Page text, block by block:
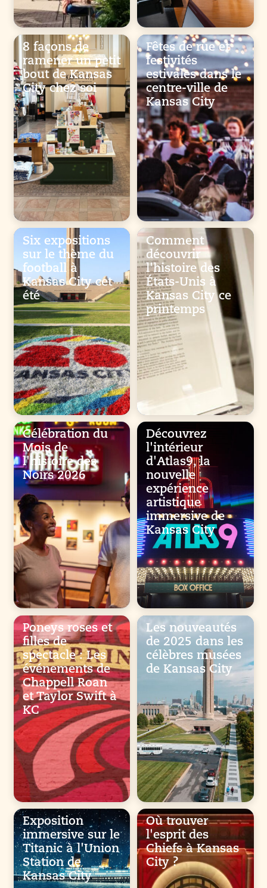
8 façons de
ramener un petit
bout de Kansas
City chez soi
Fêtes de rue et
festivités
estivales dans le
centre-ville de
Kansas City
Six expositions
sur le thème du
football à
Kansas City cet
été
Comment
découvrir
l'histoire des
États-Unis à
Kansas City ce
printemps
Célébration du
Mois de
l'histoire des
Noirs 2026
Découvrez
l'intérieur
d'Atlas9, la
nouvelle
expérience
artistique
immersive de
Kansas City
Poneys roses et
filles de
spectacle : Les
événements de
Chappell Roan
et Taylor Swift à
KC
Les nouveautés
de 2025 dans les
célèbres musées
de Kansas City
Exposition
immersive sur le
Titanic à l'Union
Station de
Kansas City
Où trouver
l'esprit des
Chiefs à Kansas
City ?